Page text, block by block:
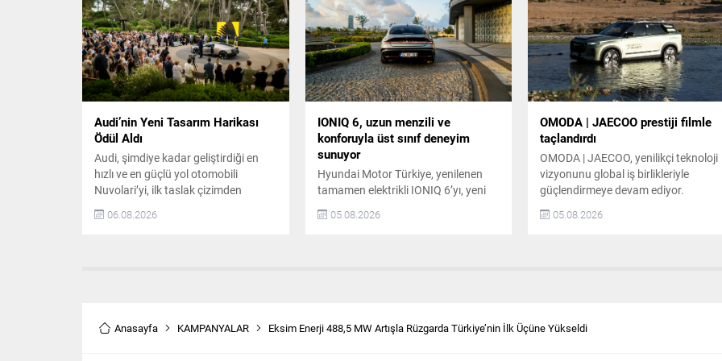
teknolojileriyle öne çıkan TIGGO 7,
markanın Türkiye’deki aile SUV
stratejisinin merkezinde yer...
Musatti Motor’un Yeni Dönem
Vizyonu Türkiye’nin yerli üretim
odaklı motosiklet markalarından
Musatti Motor, ürün gamını...
donatılan Nissan Qashqai, harici şarj
veya yakıt ikmali yapmadan, şarj
kablosuz menzil artırıcılı elektrikli bir
SUV’un kat ettiği en...
Audi’nin Yeni Tasarım Harikası
Ödül Aldı
Audi, şimdiye kadar geliştirdiği en
hızlı ve en güçlü yol otomobili
Nuvolari’yi, ilk taslak çizimden
sürüşe hazır prototipe yalnızca 405
günde taşıdı. Tasarımdan
üretime taşıyan ilk model olma
özelliğini taşıyor. Audi...
06.08.2026
IONIQ 6, uzun menzili ve
konforuyla üst sınıf deneyim
sunuyor
Hyundai Motor Türkiye, yenilenen
tamamen elektrikli IONIQ 6’yı, yeni
devreye alınan Bluelink hizmeti ve
gelişmiş konfor özellikleriyle
05.08.2026
OMODA | JAECOO prestiji filmle
taçlandırdı
OMODA | JAECOO, yenilikçi teknoloji
vizyonunu global iş birlikleriyle
güçlendirmeye devam ediyor.
Premium off-road SUV markası
JAECOO, ünlü yönetmen
Güçlendirir, Keşif Sınır Tanımaz”...
05.08.2026
Anasayfa KAMPANYALAR Eksim Enerji 488,5 MW Artışla Rüzgarda Türkiye’nin İlk Üçüne Yükseldi